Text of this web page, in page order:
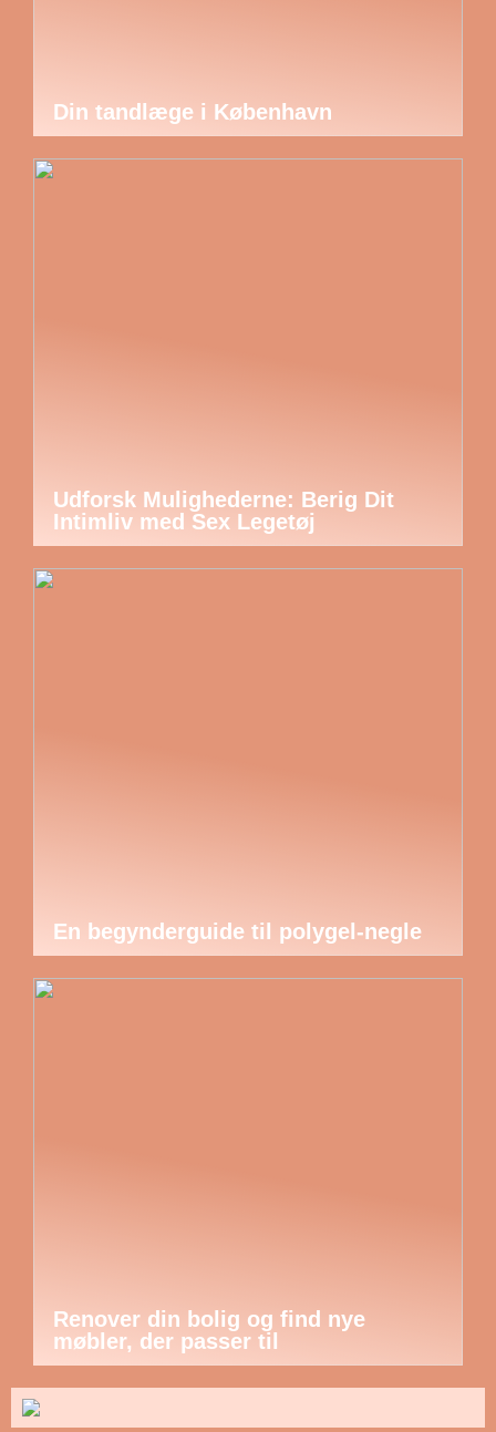
Din tandlæge i København
Udforsk Mulighederne: Berig Dit
Intimliv med Sex Legetøj
En begynderguide til polygel-negle
Renover din bolig og find nye
møbler, der passer til